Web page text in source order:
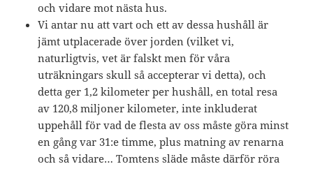
och vidare mot nästa hus.
Vi antar nu att vart och ett av dessa hushåll är
jämt utplacerade över jorden (vilket vi,
naturligtvis, vet är falskt men för våra
uträkningars skull så accepterar vi detta), och
detta ger 1,2 kilometer per hushåll, en total resa
av 120,8 miljoner kilometer, inte inkluderat
uppehåll för vad de flesta av oss måste göra minst
en gång var 31:e timme, plus matning av renarna
och så vidare… Tomtens släde måste därför röra